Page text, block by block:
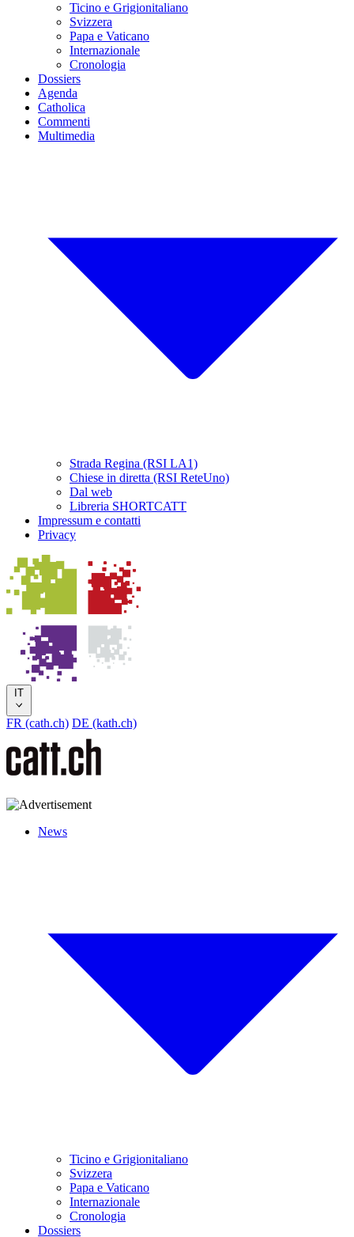
Ticino e Grigionitaliano
Svizzera
Papa e Vaticano
Internazionale
Cronologia
Dossiers
Agenda
Catholica
Commenti
Multimedia
Strada Regina (RSI LA1)
Chiese in diretta (RSI ReteUno)
Dal web
Libreria SHORTCATT
Impressum e contatti
Privacy
IT
FR (cath.ch) DE (kath.ch)
News
Ticino e Grigionitaliano
Svizzera
Papa e Vaticano
Internazionale
Cronologia
Dossiers